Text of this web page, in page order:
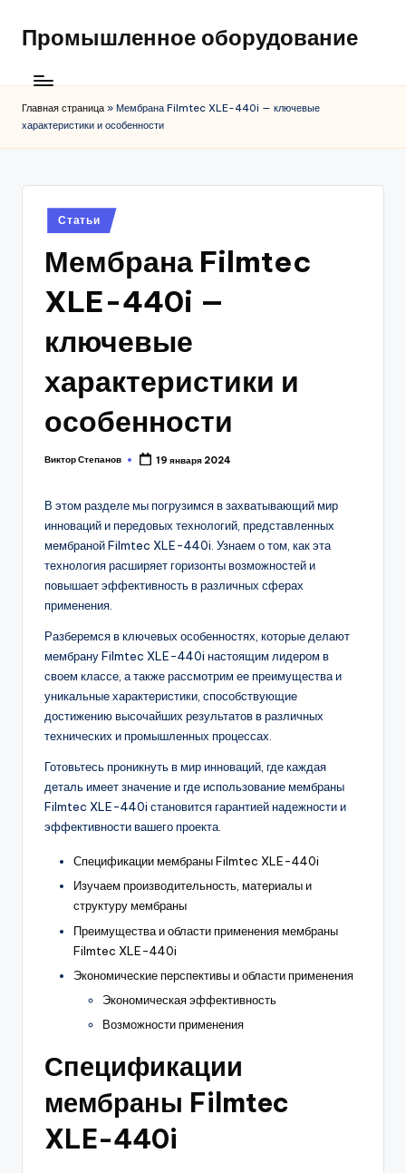
Промышленное оборудование
Главная страница » Мембрана Filmtec XLE-440i — ключевые
характеристики и особенности
Posted
in
Статьи
Мембрана Filmtec
XLE-440i —
ключевые
характеристики и
особенности
Posted
Виктор Степанов 19 января 2024
В этом разделе мы погрузимся в захватывающий мир
инноваций и передовых технологий, представленных
мембраной Filmtec XLE-440i. Узнаем о том, как эта
технология расширяет горизонты возможностей и
повышает эффективность в различных сферах
применения.
Разберемся в ключевых особенностях, которые делают
мембрану Filmtec XLE-440i настоящим лидером в
своем классе, а также рассмотрим ее преимущества и
уникальные характеристики, способствующие
достижению высочайших результатов в различных
технических и промышленных процессах.
Готовьтесь проникнуть в мир инноваций, где каждая
деталь имеет значение и где использование мембраны
Filmtec XLE-440i становится гарантией надежности и
эффективности вашего проекта.
Спецификации мембраны Filmtec XLE-440i
Изучаем производительность, материалы и
структуру мембраны
Преимущества и области применения мембраны
Filmtec XLE-440i
Экономические перспективы и области применения
Экономическая эффективность
Возможности применения
Спецификации
мембраны Filmtec
XLE-440i